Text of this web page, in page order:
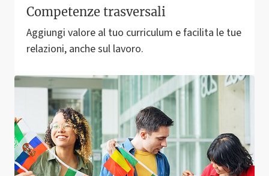
Competenze trasversali
Aggiungi valore al tuo curriculum e facilita le tue
relazioni, anche sul lavoro.